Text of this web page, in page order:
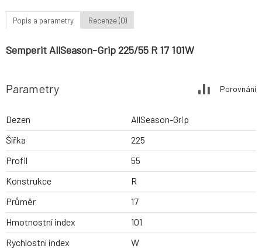
Popis a parametry Recenze (0)
Semperit AllSeason-Grip 225/55 R 17 101W
Parametry Porovnání
Dezen
AllSeason-Grip
Šířka
225
Profil
55
Konstrukce
R
Průměr
17
Hmotnostní index
101
Rychlostní index
W